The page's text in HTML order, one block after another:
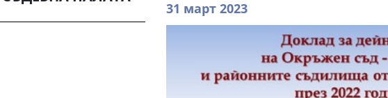
31 март 2023